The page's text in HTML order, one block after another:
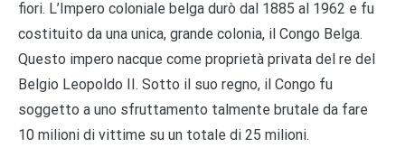
fiori. L’Impero coloniale belga durò dal 1885 al 1962 e fu
costituito da una unica, grande colonia, il Congo Belga.
Questo impero nacque come proprietà privata del re del
Belgio Leopoldo II. Sotto il suo regno, il Congo fu
soggetto a uno sfruttamento talmente brutale da fare
10 milioni di vittime su un totale di 25 milioni.